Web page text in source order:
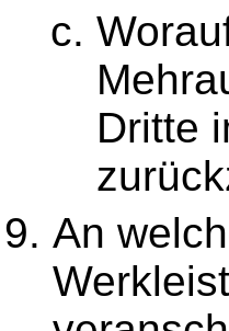
Dritte
An